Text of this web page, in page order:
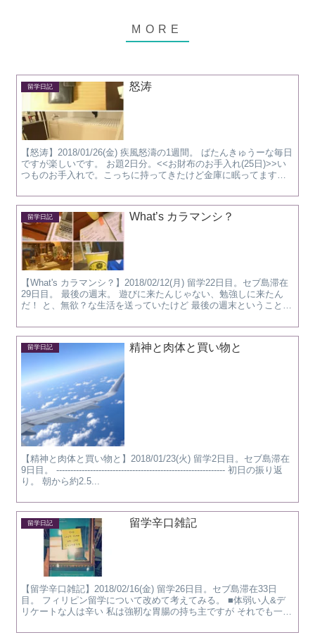
留学日記 怒涛
【怒涛】2018/01/26(金) 疾風怒濤の1週間。 ばたんきゅうーな毎日
ですが楽しいです。 お題2日分。<<お財布のお手入れ(25日)>>い
つものお手入れで。こっちに持ってきたけど金庫に眠ってます。
留学日記 What’s カラマンシ？
【What's カラマンシ？】2018/02/12(月) 留学22日目。セブ島滞在
29日目。 最後の週末。 遊びに来たんじゃない、勉強しに来たん
だ！ と、無欲？な生活を送っていたけど 最後の週末ということも
留学日記 精神と肉体と買い物と
【精神と肉体と買い物と】2018/01/23(火) 留学2日目。セブ島滞在
9日目。 ------------------------------------------------------------ 初日の振り返
り。 朝から約2.5...
留学日記 留学辛口雑記
【留学辛口雑記】2018/02/16(金) 留学26日目。セブ島滞在33日
目。 フィリピン留学について改めて考えてみる。 ■体弱い人&デ
リケートな人は辛い 私は強靭な胃腸の持ち主ですが それでも一度